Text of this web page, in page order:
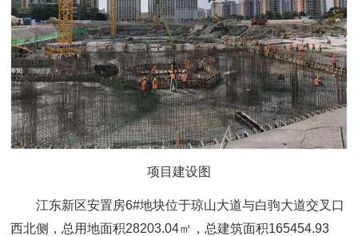
项目建设图
江东新区安置房6#地块位于琼山大道与白驹大道交叉口
西北侧，总用地面积28203.04㎡，总建筑面积165454.93